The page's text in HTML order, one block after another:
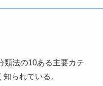
類法の10ある主要カテ
られている。